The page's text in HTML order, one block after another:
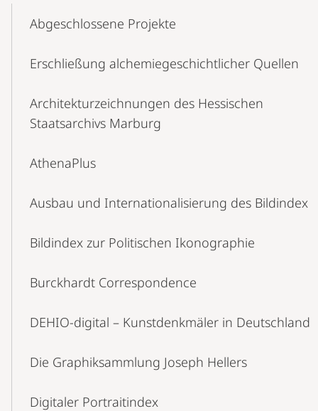
NavigationAbgeschlossene Projekte
Erschließung alchemiegeschichtlicher Quellen
Architekturzeichnungen des Hessischen
Staatsarchivs Marburg
AthenaPlus
Ausbau und Internationalisierung des Bildindex
Bildindex zur Politischen Ikonographie
Burckhardt Correspondence
DEHIO-digital – Kunstdenkmäler in Deutschland
Die Graphiksammlung Joseph Hellers
Digitaler Portraitindex